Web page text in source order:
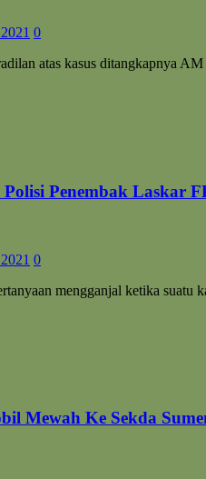
0
atas kasus ditangkapnya
Penembak Laskar
0
mengganjal ketika
Mewah Ke Sekda